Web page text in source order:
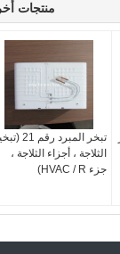
منتجات
تبخر المبرد رقم 21
الثلاجة ، أجزاء الثلاجة ،
جزء HVAC / R)